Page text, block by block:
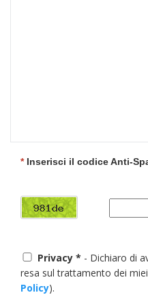
*Inserisci il codice Anti-
Privacy * - Dichiaro di
resa sul trattamento dei
Policy).